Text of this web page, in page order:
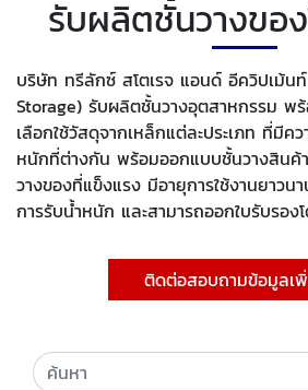
รับผลิตชั้นวางของ
บริษัท ทรีลักซ์ สโตเรจ แอนด์ อีควิปเม้น
Storage) รับผลิตชั้นวางอุตสาหกรรม พร้
เลือกใช้วัสดุจากเหล็กแต่ละประเภท ที่มีค
หนักที่ต่างกัน พร้อมออกแบบชั้นวางสินค้
วางของที่แข็งแรง มีอายุการใช้งานยาว
การรับน้ำหนัก และสามารถออกใบรับรอง
ติดต่อสอบถามข้อมูลเ